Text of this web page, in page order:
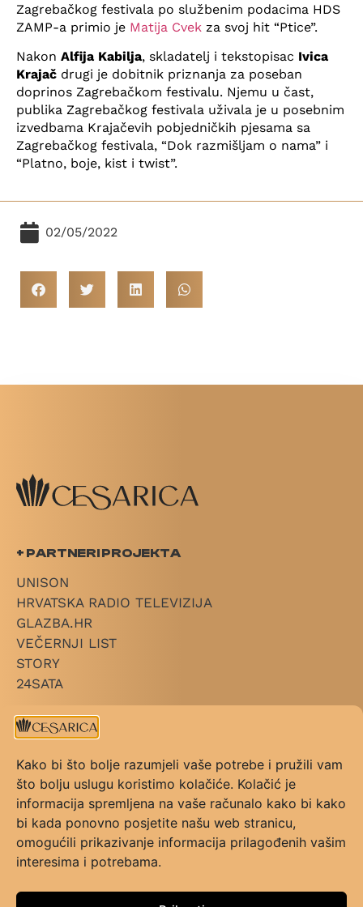
Kako bi što bolje razumjeli vaše potrebe i pružili vam
što bolju uslugu koristimo kolačiće. Kolačić je
informacija spremljena na vaše računalo kako bi kako
bi kada ponovno posjetite našu web stranicu,
omogućili prikazivanje informacija prilagođenih vašim
interesima i potrebama.
02/05/2022
Zagrebačkog festivala po službenim podacima HDS
ZAMP-a primio je Matija Cvek za svoj hit “Ptice”.
Nakon Alfija Kabilja, skladatelj i tekstopisac Ivica
Krajač drugi je dobitnik priznanja za poseban
doprinos Zagrebačkom festivalu. Njemu u čast,
publika Zagrebačkog festivala uživala je u posebnim
izvedbama Krajačevih pobjedničkih pjesama sa
Zagrebačkog festivala, “Dok razmišljam o nama” i
“Platno, boje, kist i twist”.
+ PARTNERI PROJEKTA
UNISON
HRVATSKA RADIO TELEVIZIJA
GLAZBA.HR
VEČERNJI LIST
STORY
24SATA
+ LINKOVI
KATEGORIJE
PRAVILNIK NAGRADE
PRAVILNIK GLASOVANJA
KONTAKT
UVJETI KORIŠTENJA
FAQ
+ PRATI NAS